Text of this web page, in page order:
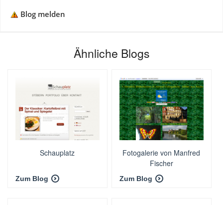
Blog melden
Ähnliche Blogs
Schauplatz
Zum Blog
Fotogalerie von Manfred
Fischer
Zum Blog